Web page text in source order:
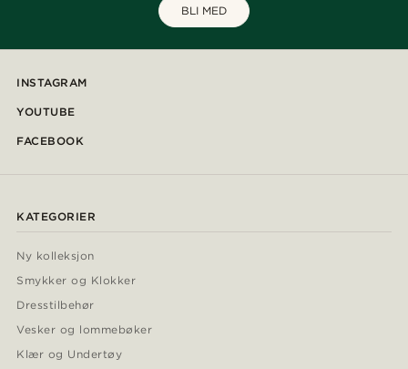
BLI MED
INSTAGRAM
YOUTUBE
FACEBOOK
KATEGORIER
Ny kolleksjon
Smykker og Klokker
Dresstilbehør
Vesker og lommebøker
Klær og Undertøy